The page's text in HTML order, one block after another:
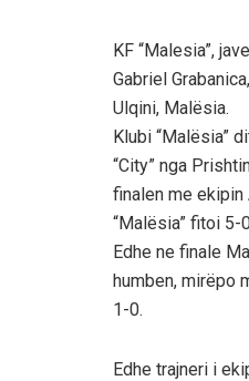
KF “Malesia”,
Gabriel
Ulqini, Malësia.
Klubi “Malësia”
“City” nga
finalen me ekipin
“Malësia” fitoi 5-
Edhe ne finale
humben, mirëpo
1-0.
Edhe trajneri i